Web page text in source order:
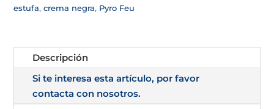
estufa,crema negra, Pyro Feu
Descripción
Si te interesa esta artículo, por favor
contacta con nosotros.